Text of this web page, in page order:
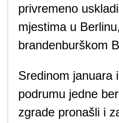
privremeno
mjestima u
brandenburškom
Sredinom januara
podrumu jedne
zgrade pronašli i